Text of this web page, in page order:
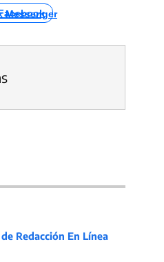
Redacción En Línea